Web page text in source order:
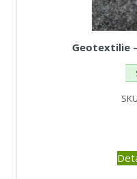
Geotextilie